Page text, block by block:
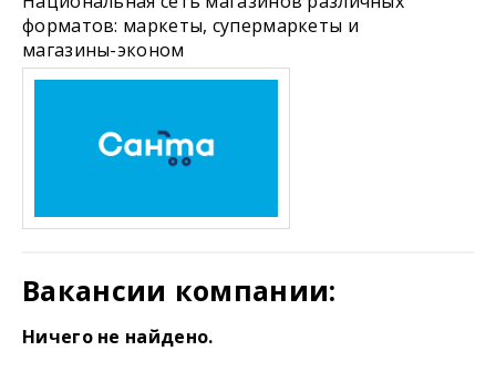
форматов: маркеты, супермаркеты и
магазины-эконом
Вакансии компании:
Ничего не найдено.